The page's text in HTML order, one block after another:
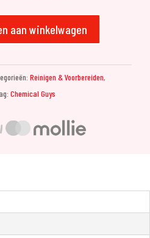
aan winkelwagen
Reinigen & Voorbereiden,
Chemical Guys